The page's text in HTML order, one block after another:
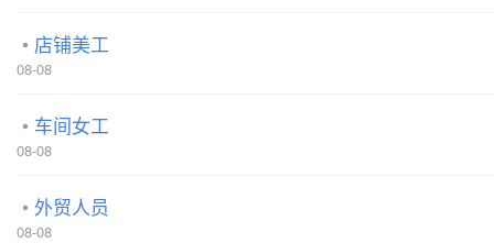
店铺美工
08-08
车间女工
08-08
外贸人员
08-08